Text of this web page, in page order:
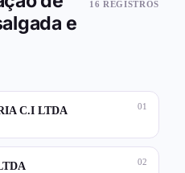
e
16 REGISTROS
01
C.I LTDA
02